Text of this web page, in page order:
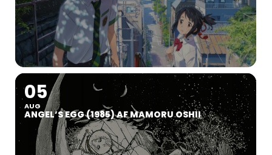
05
AUG
ANGEL’S EGG (1985) AF MAMORU OSHII